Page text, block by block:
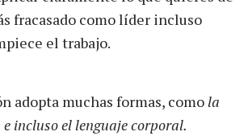
fracasado como líder incluso
el trabajo.
adopta muchas formas, como la
incluso el lenguaje corporal.